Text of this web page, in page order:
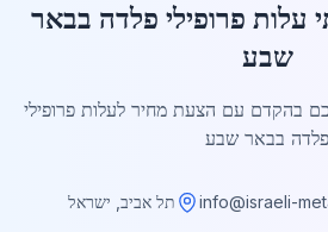
עלות פרופילי פלדה בבאר
שבע
בהקדם עם הצעת מחיר לעלות פרופילי
פלדה בבאר שבע
info@israeli- תל אביב, ישראל